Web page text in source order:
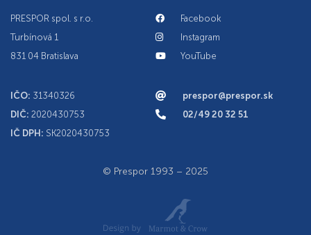
PRESPOR spol. s r.o.
Turbínová 1
831 04 Bratislava
IČO: 31340326
DIČ: 2020430753
IČ DPH: SK2020430753
Facebook
Instagram
YouTube
prespor@prespor.sk
02/49 20 32 51
© Prespor 1993 – 2025